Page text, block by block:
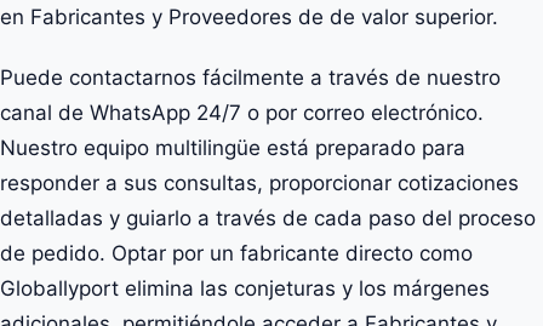
en Fabricantes y Proveedores de de valor superior.
Puede contactarnos fácilmente a través de nuestro
canal de WhatsApp 24/7 o por correo electrónico.
Nuestro equipo multilingüe está preparado para
responder a sus consultas, proporcionar cotizaciones
detalladas y guiarlo a través de cada paso del proceso
de pedido. Optar por un fabricante directo como
Globallyport elimina las conjeturas y los márgenes